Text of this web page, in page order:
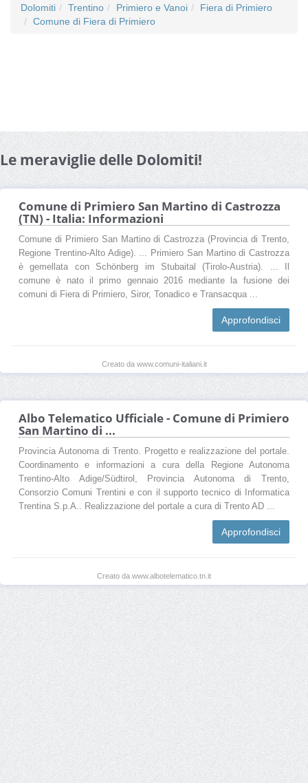
Dolomiti Trentino Primiero e Vanoi
Fiera di Primiero
Comune di Fiera di Primiero
Le meraviglie delle Dolomiti!
Comune di Primiero San Martino di Castrozza
(TN) - Italia: Informazioni
Comune di Primiero San Martino di Castrozza (Provincia di Trento,
Regione Trentino-Alto Adige). ... Primiero San Martino di Castrozza
è gemellata con Schönberg im Stubaital (Tirolo-Austria). ... Il
comune è nato il primo gennaio 2016 mediante la fusione dei
comuni di Fiera di Primiero, Siror, Tonadico e Transacqua ...
Approfondisci
Creato da www.comuni-italiani.it
Albo Telematico Ufficiale - Comune di Primiero
San Martino di ...
Provincia Autonoma di Trento. Progetto e realizzazione del portale.
Coordinamento e informazioni a cura della Regione Autonoma
Trentino-Alto Adige/Südtirol, Provincia Autonoma di Trento,
Consorzio Comuni Trentini e con il supporto tecnico di Informatica
Trentina S.p.A.. Realizzazione del portale a cura di Trento AD ...
Approfondisci
Creato da www.albotelematico.tn.it